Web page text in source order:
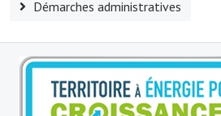
Liste et coordonnées des associations
TOURISME, PATRIMOINE
Démarches administratives